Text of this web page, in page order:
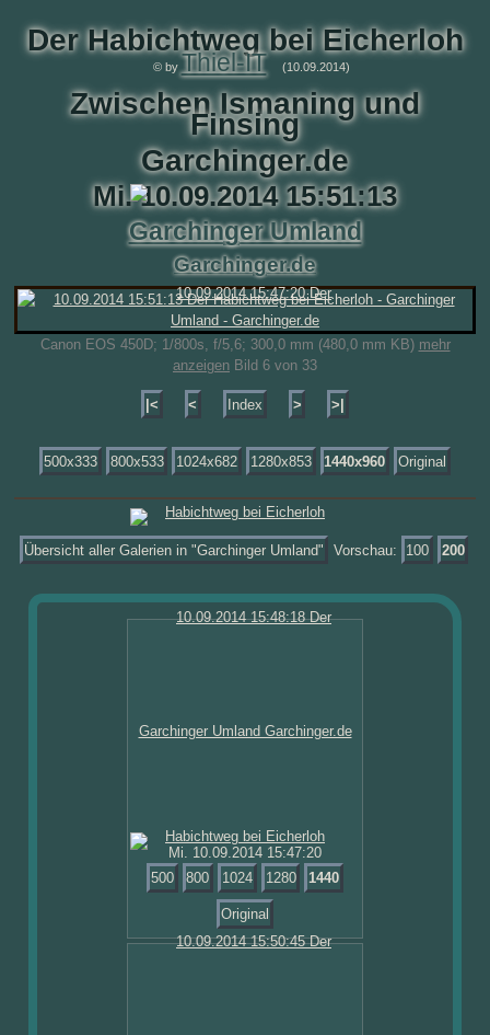
Der Habichtweg bei Eicherloh
© by Thiel-IT (10.09.2014)
Zwischen Ismaning und
Finsing
Garchinger.de
Mi. 10.09.2014 15:51:13
Garchinger Umland
Garchinger.de
Canon EOS 450D; 1/800s, f/5,6; 300,0 mm (480,0 mm KB) mehr
anzeigen Bild 6 von 33
|< < Index > >|
500x333 800x533 1024x682 1280x853 1440x960 Original
Übersicht aller Galerien in "Garchinger Umland" Vorschau: 100 200
Mi. 10.09.2014 15:47:20
500
800 1024 1280 1440
Original